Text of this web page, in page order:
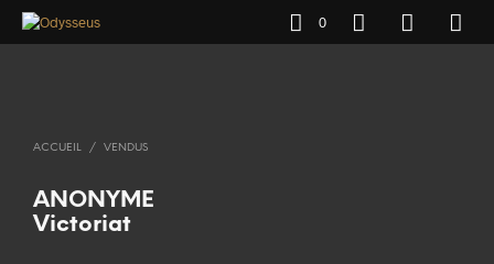
0
ACCUEIL / VENDUS
ANONYME
Victoriat